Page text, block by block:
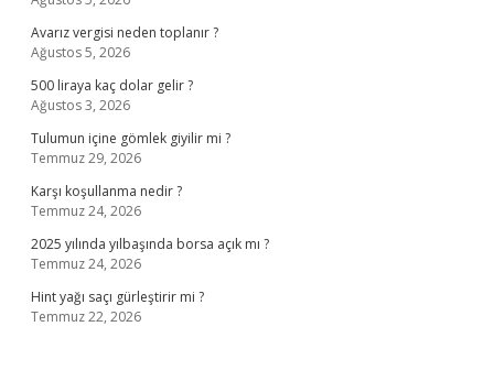
Avarız vergisi neden toplanır ?
Ağustos 5, 2026
500 liraya kaç dolar gelir ?
Ağustos 3, 2026
Tulumun içine gömlek giyilir mi ?
Temmuz 29, 2026
Karşı koşullanma nedir ?
Temmuz 24, 2026
2025 yılında yılbaşında borsa açık mı ?
Temmuz 24, 2026
Hint yağı saçı gürleştirir mi ?
Temmuz 22, 2026